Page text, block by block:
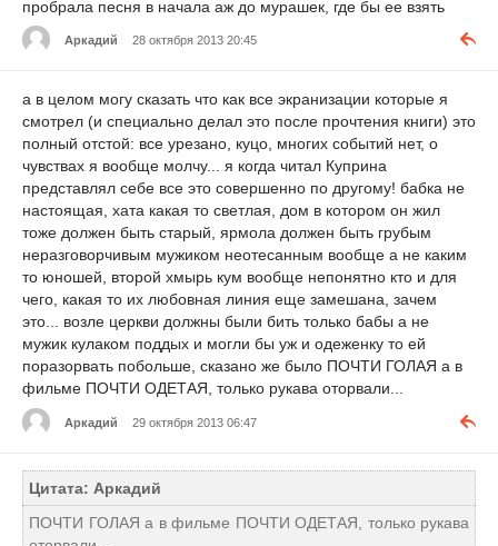
пробрала песня в начала аж до мурашек, где бы ее взять
Аркадий 28 октября 2013 20:45
а в целом могу сказать что как все экранизации которые я
смотрел (и специально делал это после прочтения книги) это
полный отстой: все урезано, куцо, многих событий нет, о
чувствах я вообще молчу... я когда читал Куприна
представлял себе все это совершенно по другому! бабка не
настоящая, хата какая то светлая, дом в котором он жил
тоже должен быть старый, ярмола должен быть грубым
неразговорчивым мужиком неотесанным вообще а не каким
то юношей, второй хмырь кум вообще непонятно кто и для
чего, какая то их любовная линия еще замешана, зачем
это... возле церкви должны были бить только бабы а не
мужик кулаком поддых и могли бы уж и одеженку то ей
поразорвать побольше, сказано же было ПОЧТИ ГОЛАЯ а в
фильме ПОЧТИ ОДЕТАЯ, только рукава оторвали...
Аркадий 29 октября 2013 06:47
Цитата: Аркадий
ПОЧТИ ГОЛАЯ а в фильме ПОЧТИ ОДЕТАЯ, только рукава